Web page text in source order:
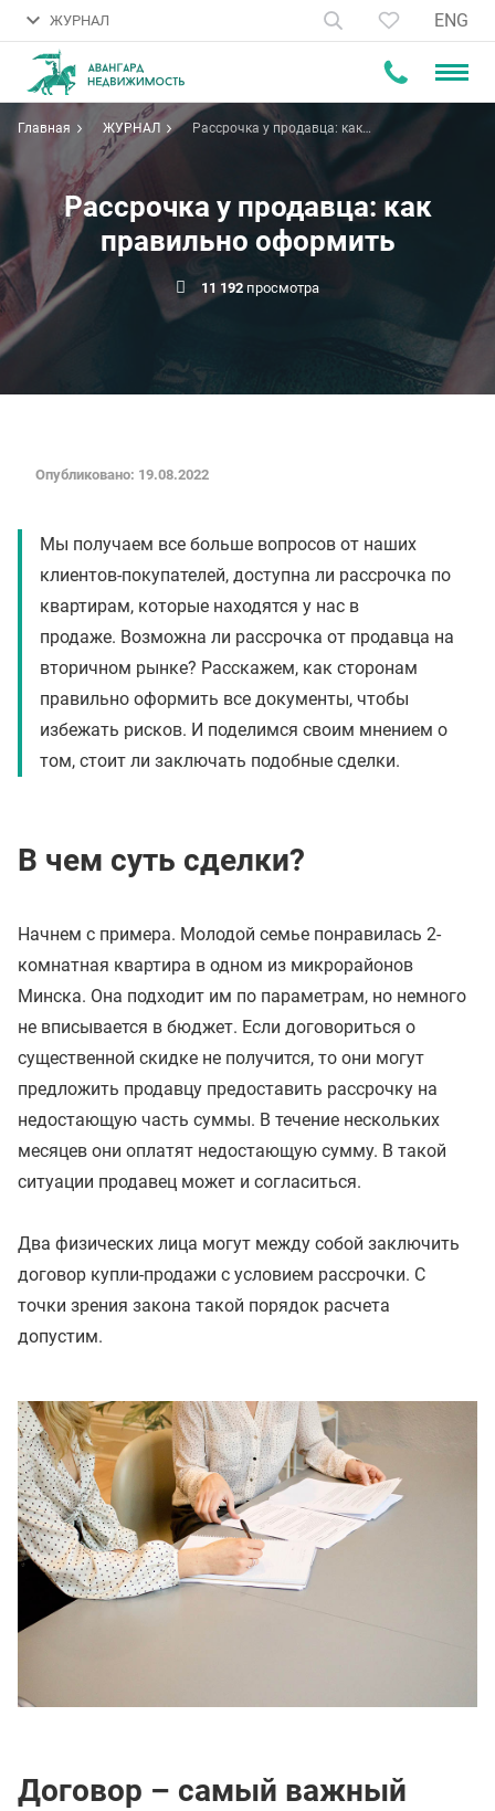
ЖУРНАЛ ENG
Главная ЖУРНАЛ
Рассрочка у продавца: как
правильно оформить
Рассрочка у продавца: как
правильно оформить
11 192просмотра
Опубликовано: 19.08.2022
Мы получаем все больше вопросов от наших
клиентов-покупателей, доступна ли рассрочка по
квартирам, которые находятся у нас в
продаже. Возможна ли рассрочка от продавца на
вторичном рынке? Расскажем, как сторонам
правильно оформить все документы, чтобы
избежать рисков. И поделимся своим мнением о
том, стоит ли заключать подобные сделки.
В чем суть сделки?
Начнем с примера. Молодой семье понравилась 2-
комнатная квартира в одном из микрорайонов
Минска. Она подходит им по параметрам, но немного
не вписывается в бюджет. Если договориться о
существенной скидке не получится, то они могут
предложить продавцу предоставить рассрочку на
недостающую часть суммы. В течение нескольких
месяцев они оплатят недостающую сумму. В такой
ситуации продавец может и согласиться.
Два физических лица могут между собой заключить
договор купли-продажи с условием рассрочки. С
точки зрения закона такой порядок расчета
допустим.
Договор – самый важный